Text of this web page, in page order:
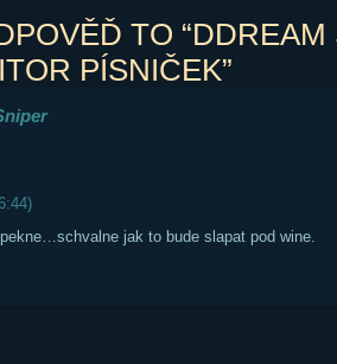
TO “DDREAM
PÍSNIČEK”
jak to bude slapat pod wine.